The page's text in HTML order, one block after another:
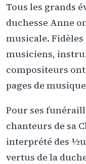
Tous les grands
duchesse Anne
musicale.
musiciens,
compositeurs
pages de
Pour ses
chanteurs de sa
interprété des
vertus de la